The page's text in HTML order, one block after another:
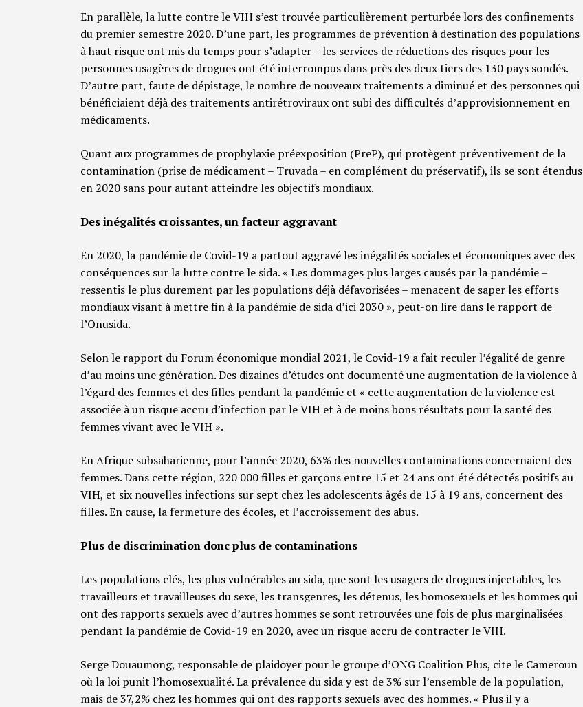
En parallèle, la lutte contre le VIH s’est trouvée particulièrement perturbée lors des confinements
du premier semestre 2020. D’une part, les programmes de prévention à destination des populations
à haut risque ont mis du temps pour s’adapter – les services de réductions des risques pour les
personnes usagères de drogues ont été interrompus dans près des deux tiers des 130 pays sondés.
D’autre part, faute de dépistage, le nombre de nouveaux traitements a diminué et des personnes qui
bénéficiaient déjà des traitements antirétroviraux ont subi des difficultés d’approvisionnement en
médicaments.
Quant aux programmes de prophylaxie préexposition (PreP), qui protègent préventivement de la
contamination (prise de médicament – Truvada – en complément du préservatif), ils se sont étendus
en 2020 sans pour autant atteindre les objectifs mondiaux.
Des inégalités croissantes, un facteur aggravant
En 2020, la pandémie de Covid-19 a partout aggravé les inégalités sociales et économiques avec des
conséquences sur la lutte contre le sida. « Les dommages plus larges causés par la pandémie –
ressentis le plus durement par les populations déjà défavorisées – menacent de saper les efforts
mondiaux visant à mettre fin à la pandémie de sida d’ici 2030 », peut-on lire dans le rapport de
l’Onusida.
Selon le rapport du Forum économique mondial 2021, le Covid-19 a fait reculer l’égalité de genre
d’au moins une génération. Des dizaines d’études ont documenté une augmentation de la violence à
l’égard des femmes et des filles pendant la pandémie et « cette augmentation de la violence est
associée à un risque accru d’infection par le VIH et à de moins bons résultats pour la santé des
femmes vivant avec le VIH ».
En Afrique subsaharienne, pour l’année 2020, 63% des nouvelles contaminations concernaient des
femmes. Dans cette région, 220 000 filles et garçons entre 15 et 24 ans ont été détectés positifs au
VIH, et six nouvelles infections sur sept chez les adolescents âgés de 15 à 19 ans, concernent des
filles. En cause, la fermeture des écoles, et l’accroissement des abus.
Plus de discrimination donc plus de contaminations
Les populations clés, les plus vulnérables au sida, que sont les usagers de drogues injectables, les
travailleurs et travailleuses du sexe, les transgenres, les détenus, les homosexuels et les hommes qui
ont des rapports sexuels avec d’autres hommes se sont retrouvées une fois de plus marginalisées
pendant la pandémie de Covid-19 en 2020, avec un risque accru de contracter le VIH.
Serge Douaumong, responsable de plaidoyer pour le groupe d’ONG Coalition Plus, cite le Cameroun
où la loi punit l’homosexualité. La prévalence du sida y est de 3% sur l’ensemble de la population,
mais de 37,2% chez les hommes qui ont des rapports sexuels avec des hommes. « Plus il y a